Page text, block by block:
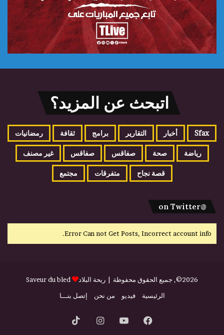
اتبحث عن المزيد؟
Sfax أخبار التقارير برامج ثقافة رمضانيات
رياضة صحة صفاقس صفاقس غير مصنف
قصة نجاح متفرقات مجتمع
@on Twitter
Error Can not Get Posts, Incorrect account info.
2026©, جميع الحقوق محفوظة | ريحة البلاد
Saveur du bled
الرئيسية
فيديو من نحن إتصل بنـــا
فيسبوك يوتيوب انستقرام